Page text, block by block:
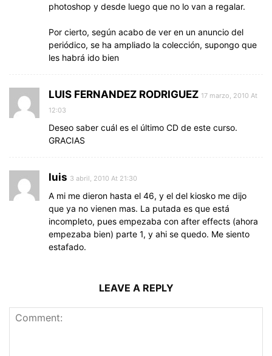
photoshop y desde luego que no lo van a regalar.
Por cierto, según acabo de ver en un anuncio del
periódico, se ha ampliado la colección, supongo que
les habrá ido bien
LUIS FERNANDEZ RODRIGUEZ 17 marzo, 2010 At
12:03
Deseo saber cuál es el último CD de este curso.
GRACIAS
luis 3 abril, 2010 At 21:30
A mi me dieron hasta el 46, y el del kiosko me dijo
que ya no vienen mas. La putada es que está
incompleto, pues empezaba con after effects (ahora
empezaba bien) parte 1, y ahi se quedo. Me siento
estafado.
LEAVE A REPLY